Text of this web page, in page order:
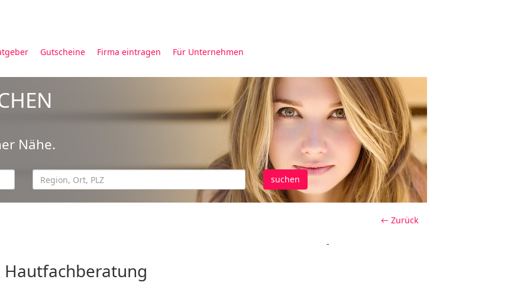
Gutscheine Firma eintragen Für Unternehmen
Nähe.
suchen
← Zurück
Hautfachberatung
-